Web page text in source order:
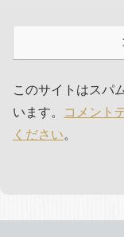
このサイトはスパ
います。
コメント
ください。